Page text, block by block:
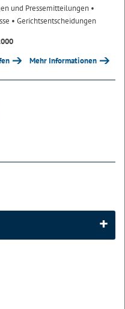
und Pressemitteilungen •
• Gerichtsentscheidungen
Mehr Informationen